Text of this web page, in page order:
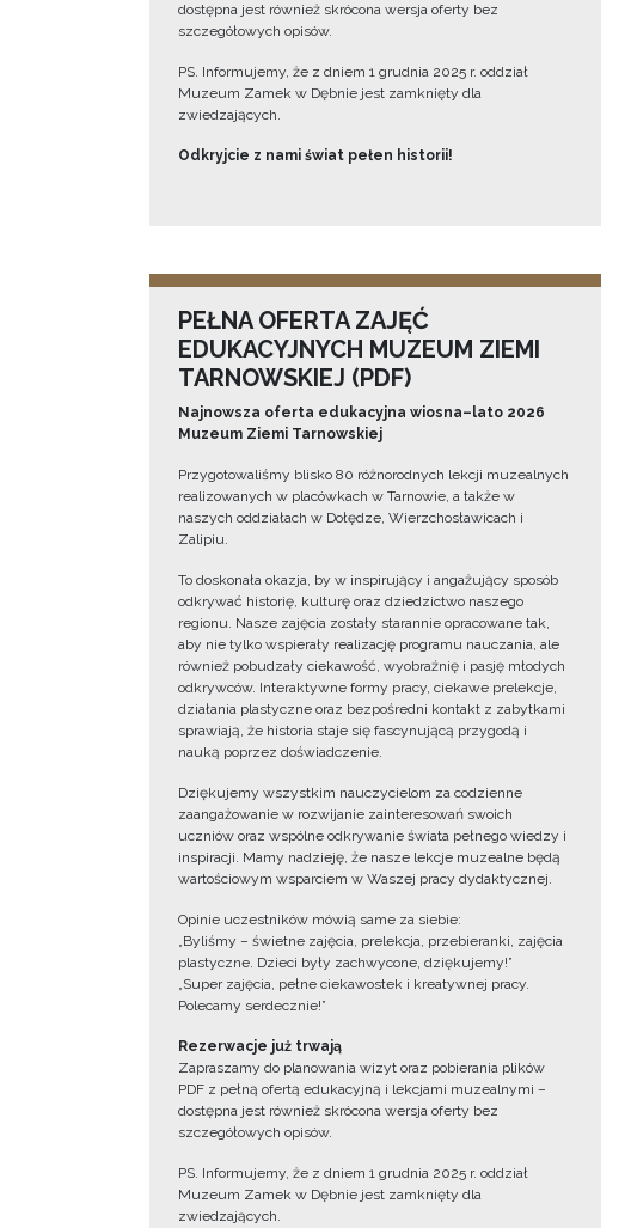
dostępna jest również skrócona wersja oferty bez
szczegółowych opisów.
PS. Informujemy, że z dniem 1 grudnia 2025 r. oddział
Muzeum Zamek w Dębnie jest zamknięty dla
zwiedzających.
Odkryjcie z nami świat pełen historii!
PEŁNA OFERTA ZAJĘĆ
EDUKACYJNYCH MUZEUM ZIEMI
TARNOWSKIEJ (PDF)
Najnowsza oferta edukacyjna wiosna–lato 2026
Muzeum Ziemi Tarnowskiej
Przygotowaliśmy blisko 80 różnorodnych lekcji muzealnych
realizowanych w placówkach w Tarnowie, a także w
naszych oddziałach w Dołędze, Wierzchosławicach i
Zalipiu.
To doskonała okazja, by w inspirujący i angażujący sposób
odkrywać historię, kulturę oraz dziedzictwo naszego
regionu. Nasze zajęcia zostały starannie opracowane tak,
aby nie tylko wspierały realizację programu nauczania, ale
również pobudzały ciekawość, wyobraźnię i pasję młodych
odkrywców. Interaktywne formy pracy, ciekawe prelekcje,
działania plastyczne oraz bezpośredni kontakt z zabytkami
sprawiają, że historia staje się fascynującą przygodą i
nauką poprzez doświadczenie.
Dziękujemy wszystkim nauczycielom za codzienne
zaangażowanie w rozwijanie zainteresowań swoich
uczniów oraz wspólne odkrywanie świata pełnego wiedzy i
inspiracji. Mamy nadzieję, że nasze lekcje muzealne będą
wartościowym wsparciem w Waszej pracy dydaktycznej.
Opinie uczestników mówią same za siebie:
„Byliśmy – świetne zajęcia, prelekcja, przebieranki, zajęcia
plastyczne. Dzieci były zachwycone, dziękujemy!”
„Super zajęcia, pełne ciekawostek i kreatywnej pracy.
Polecamy serdecznie!”
Rezerwacje już trwają
Zapraszamy do planowania wizyt oraz pobierania plików
PDF z pełną ofertą edukacyjną i lekcjami muzealnymi –
dostępna jest również skrócona wersja oferty bez
szczegółowych opisów.
PS. Informujemy, że z dniem 1 grudnia 2025 r. oddział
Muzeum Zamek w Dębnie jest zamknięty dla
zwiedzających.